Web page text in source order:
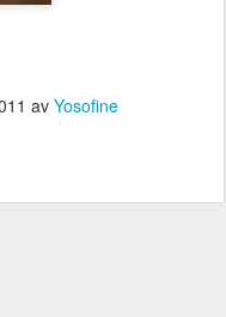
av Yosofine